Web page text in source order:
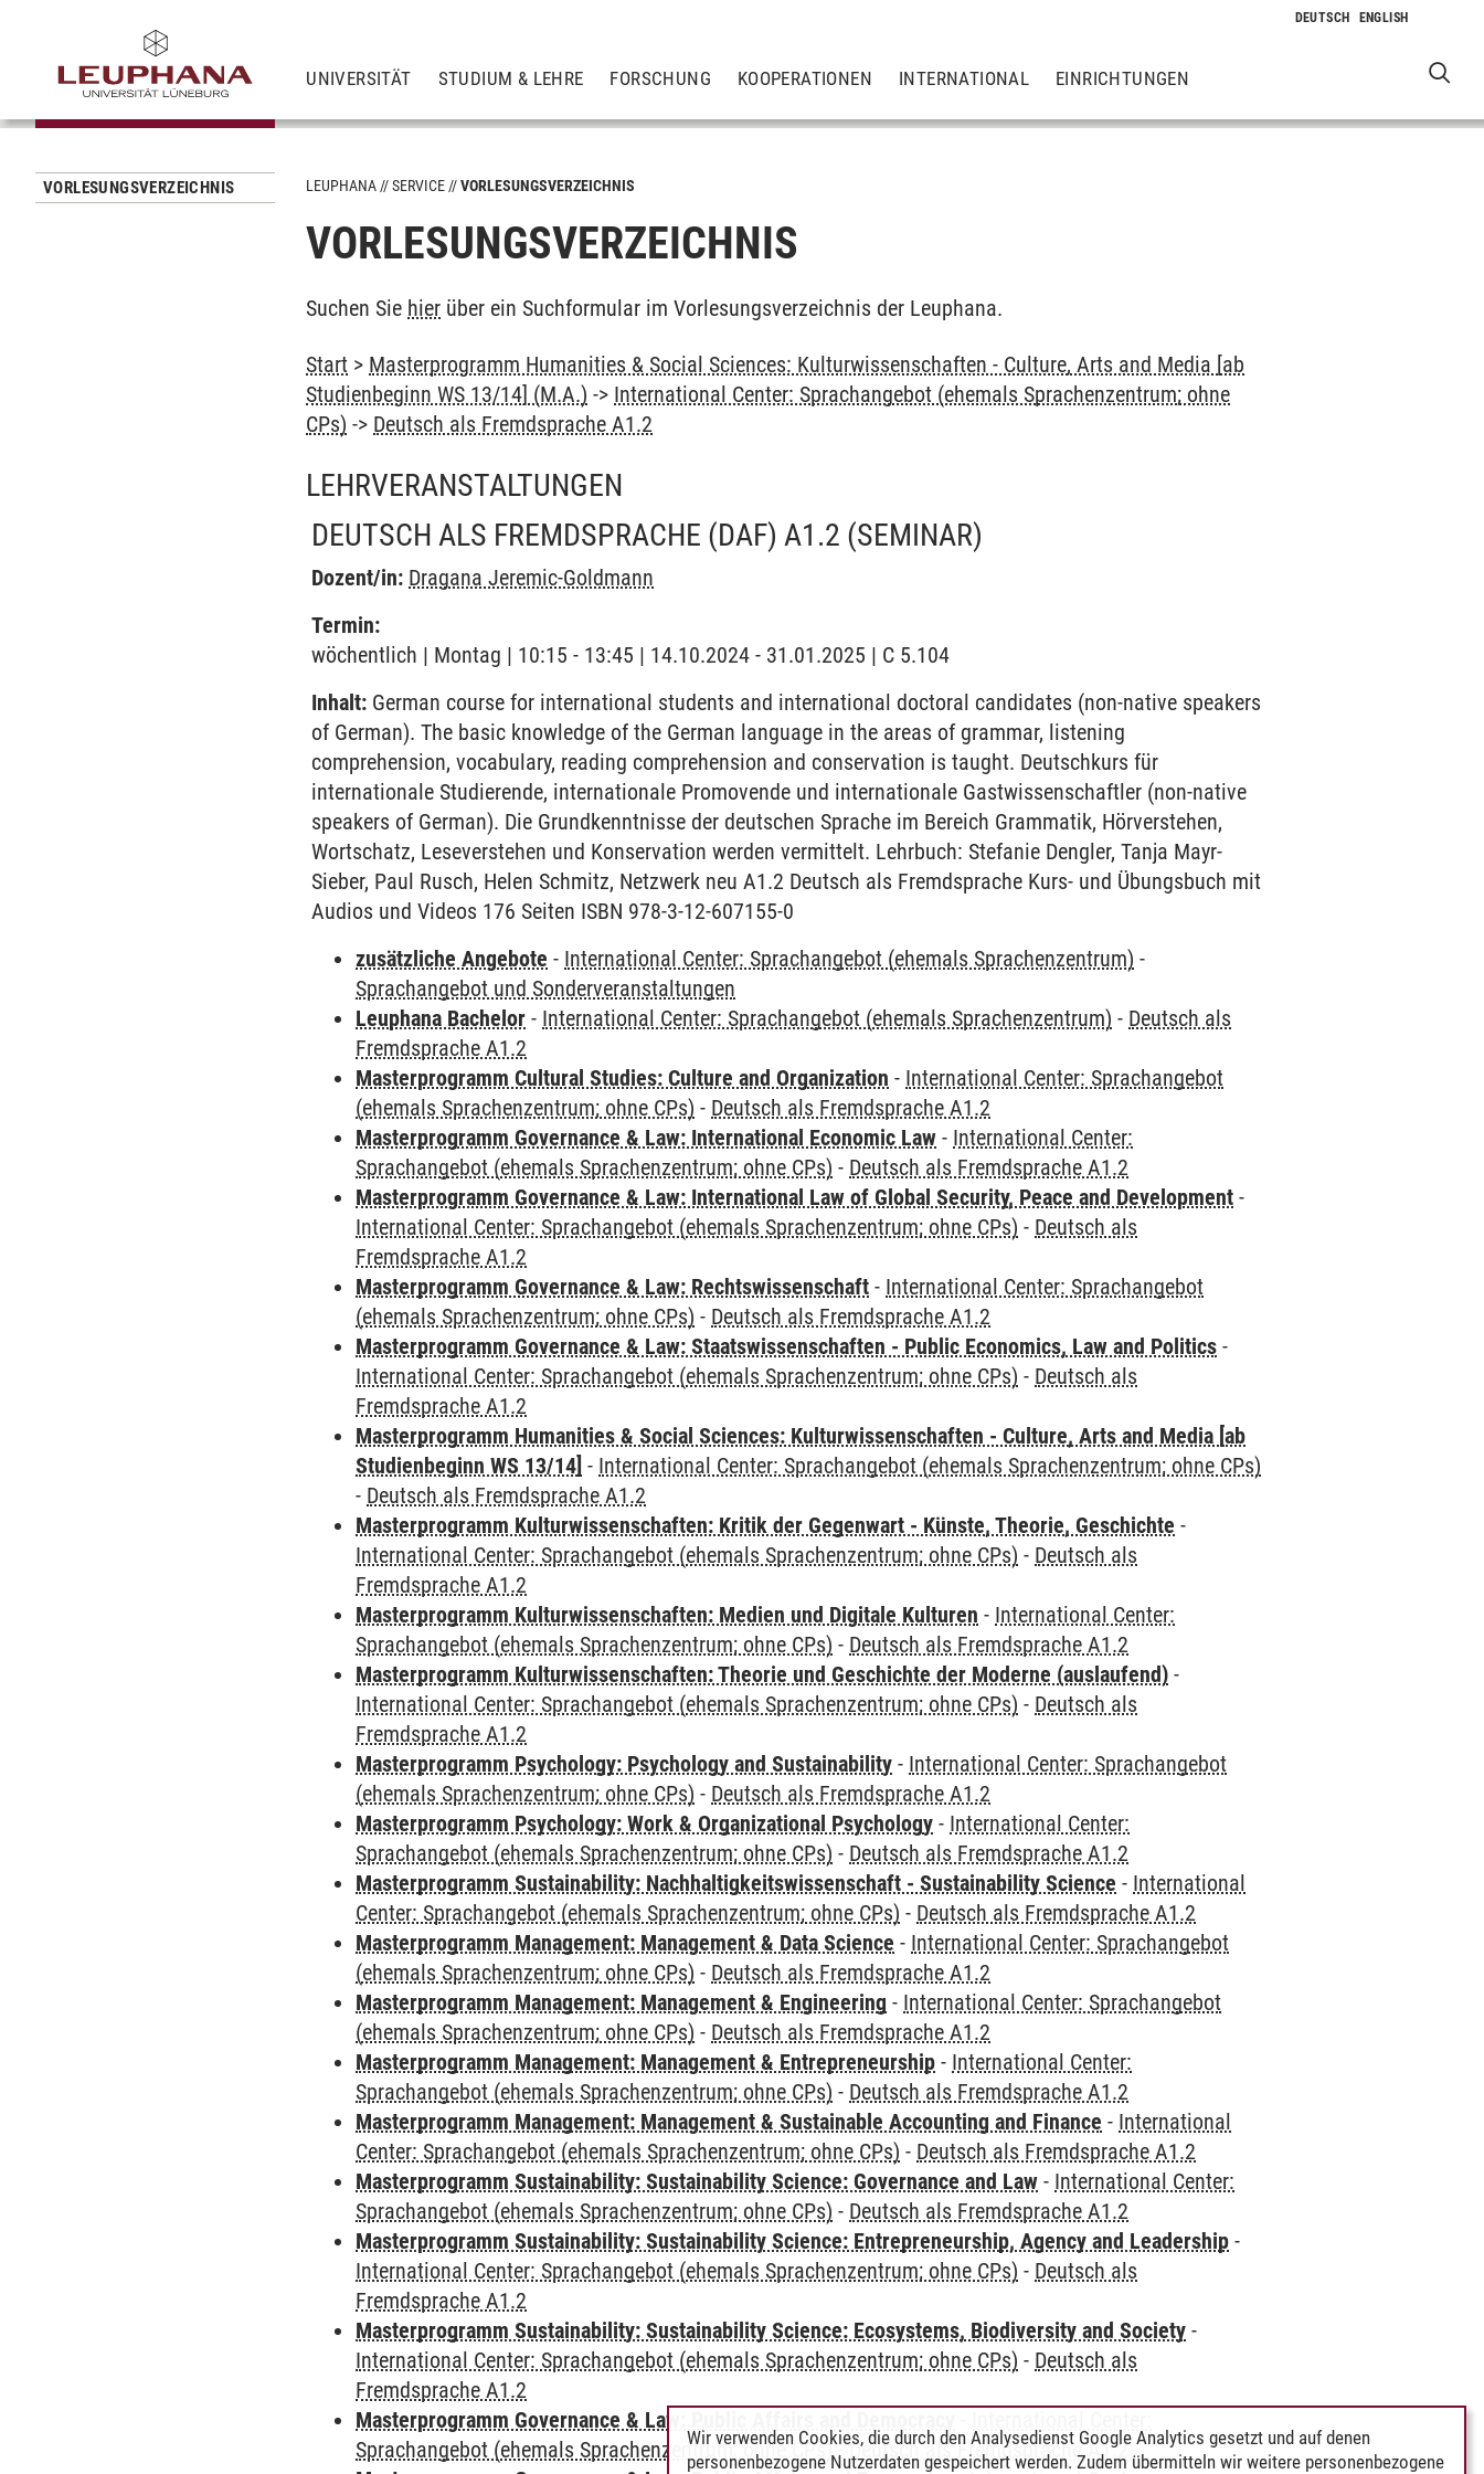
UNIVERSITÄT STUDIUM & LEHRE FORSCHUNG KOOPERATIONEN INTERNATIONAL EINRICHTUNGEN
VORLESUNGSVERZEICHNIS LEUPHANA SERVICE VORLESUNGSVERZEICHNIS
VORLESUNGSVERZEICHNIS
Suchen Sie hier über ein Suchformular im Vorlesungsverzeichnis der Leuphana.
Start > Masterprogramm Humanities & Social Sciences: Kulturwissenschaften - Culture, Arts and Media [ab
Studienbeginn WS 13/14] (M.A.) -> International Center: Sprachangebot (ehemals Sprachenzentrum; ohne
CPs) -> Deutsch als Fremdsprache A1.2
LEHRVERANSTALTUNGEN
DEUTSCH ALS FREMDSPRACHE (DAF) A1.2 (SEMINAR)
Dozent/in: Dragana Jeremic-Goldmann
Termin:
wöchentlich | Montag | 10:15 - 13:45 | 14.10.2024 - 31.01.2025 | C 5.104
Inhalt: German course for international students and international doctoral candidates (non-native speakers
of German). The basic knowledge of the German language in the areas of grammar, listening
comprehension, vocabulary, reading comprehension and conservation is taught. Deutschkurs für
internationale Studierende, internationale Promovende und internationale Gastwissenschaftler (non-native
speakers of German). Die Grundkenntnisse der deutschen Sprache im Bereich Grammatik, Hörverstehen,
Wortschatz, Leseverstehen und Konservation werden vermittelt. Lehrbuch: Stefanie Dengler, Tanja Mayr-
Sieber, Paul Rusch, Helen Schmitz, Netzwerk neu A1.2 Deutsch als Fremdsprache Kurs- und Übungsbuch mit
Audios und Videos 176 Seiten ISBN 978-3-12-607155-0
zusätzliche Angebote - International Center: Sprachangebot (ehemals Sprachenzentrum) -
Sprachangebot und Sonderveranstaltungen
Leuphana Bachelor - International Center: Sprachangebot (ehemals Sprachenzentrum) - Deutsch als
Fremdsprache A1.2
Masterprogramm Cultural Studies: Culture and Organization - International Center: Sprachangebot
(ehemals Sprachenzentrum; ohne CPs) - Deutsch als Fremdsprache A1.2
Masterprogramm Governance & Law: International Economic Law - International Center:
Sprachangebot (ehemals Sprachenzentrum; ohne CPs) - Deutsch als Fremdsprache A1.2
Masterprogramm Governance & Law: International Law of Global Security, Peace and Development -
International Center: Sprachangebot (ehemals Sprachenzentrum; ohne CPs) - Deutsch als
Fremdsprache A1.2
Masterprogramm Governance & Law: Rechtswissenschaft - International Center: Sprachangebot
(ehemals Sprachenzentrum; ohne CPs) - Deutsch als Fremdsprache A1.2
Masterprogramm Governance & Law: Staatswissenschaften - Public Economics, Law and Politics -
International Center: Sprachangebot (ehemals Sprachenzentrum; ohne CPs) - Deutsch als
Fremdsprache A1.2
Masterprogramm Humanities & Social Sciences: Kulturwissenschaften - Culture, Arts and Media [ab
Studienbeginn WS 13/14] - International Center: Sprachangebot (ehemals Sprachenzentrum; ohne CPs)
- Deutsch als Fremdsprache A1.2
Masterprogramm Kulturwissenschaften: Kritik der Gegenwart - Künste, Theorie, Geschichte -
International Center: Sprachangebot (ehemals Sprachenzentrum; ohne CPs) - Deutsch als
Fremdsprache A1.2
Masterprogramm Kulturwissenschaften: Medien und Digitale Kulturen - International Center:
Sprachangebot (ehemals Sprachenzentrum; ohne CPs) - Deutsch als Fremdsprache A1.2
Masterprogramm Kulturwissenschaften: Theorie und Geschichte der Moderne (auslaufend) -
International Center: Sprachangebot (ehemals Sprachenzentrum; ohne CPs) - Deutsch als
Fremdsprache A1.2
Masterprogramm Psychology: Psychology and Sustainability - International Center: Sprachangebot
(ehemals Sprachenzentrum; ohne CPs) - Deutsch als Fremdsprache A1.2
Masterprogramm Psychology: Work & Organizational Psychology - International Center:
Sprachangebot (ehemals Sprachenzentrum; ohne CPs) - Deutsch als Fremdsprache A1.2
Masterprogramm Sustainability: Nachhaltigkeitswissenschaft - Sustainability Science - International
Center: Sprachangebot (ehemals Sprachenzentrum; ohne CPs) - Deutsch als Fremdsprache A1.2
Masterprogramm Management: Management & Data Science - International Center: Sprachangebot
(ehemals Sprachenzentrum; ohne CPs) - Deutsch als Fremdsprache A1.2
Masterprogramm Management: Management & Engineering - International Center: Sprachangebot
(ehemals Sprachenzentrum; ohne CPs) - Deutsch als Fremdsprache A1.2
Masterprogramm Management: Management & Entrepreneurship - International Center:
Sprachangebot (ehemals Sprachenzentrum; ohne CPs) - Deutsch als Fremdsprache A1.2
Masterprogramm Management: Management & Sustainable Accounting and Finance - International
Center: Sprachangebot (ehemals Sprachenzentrum; ohne CPs) - Deutsch als Fremdsprache A1.2
Masterprogramm Sustainability: Sustainability Science: Governance and Law - International Center:
Sprachangebot (ehemals Sprachenzentrum; ohne CPs) - Deutsch als Fremdsprache A1.2
Masterprogramm Sustainability: Sustainability Science: Entrepreneurship, Agency and Leadership -
International Center: Sprachangebot (ehemals Sprachenzentrum; ohne CPs) - Deutsch als
Fremdsprache A1.2
Masterprogramm Sustainability: Sustainability Science: Ecosystems, Biodiversity and Society -
International Center: Sprachangebot (ehemals Sprachenzentrum; ohne CPs) - Deutsch als
Fremdsprache A1.2
Masterprogramm Governance & Law: Public Affairs and Democracy
Sprachangebot (ehemals Sprachenzentrum; ohne CPs)-Deutsch als Fremdsprache A1.2
Wir verwenden Cookies, die durch den Analysedienst Google Analytics gesetzt und auf denen
personenbezogene Nutzerdaten gespeichert werden. Zudem übermitteln wir weitere personenbezogene